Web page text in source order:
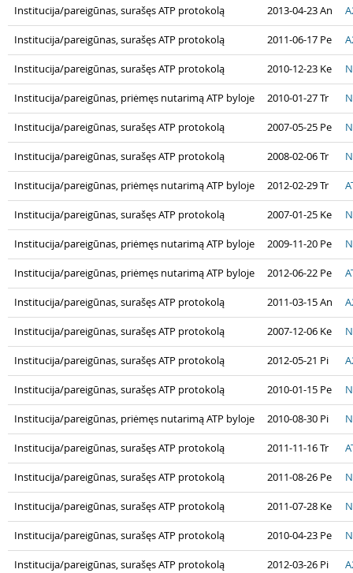
Institucija/pareigūnas, surašęs ATP protokolą 2013-04-23 An
Institucija/pareigūnas, surašęs ATP protokolą 2011-06-17 Pe
Institucija/pareigūnas, surašęs ATP protokolą 2010-12-23 Ke
Institucija/pareigūnas, priėmęs nutarimą ATP byloje 2010-01-27 Tr
Institucija/pareigūnas, surašęs ATP protokolą 2007-05-25 Pe
Institucija/pareigūnas, surašęs ATP protokolą 2008-02-06 Tr
Institucija/pareigūnas, priėmęs nutarimą ATP byloje 2012-02-29 Tr
Institucija/pareigūnas, surašęs ATP protokolą 2007-01-25 Ke
Institucija/pareigūnas, priėmęs nutarimą ATP byloje 2009-11-20 Pe
Institucija/pareigūnas, priėmęs nutarimą ATP byloje 2012-06-22 Pe
Institucija/pareigūnas, surašęs ATP protokolą 2011-03-15 An
Institucija/pareigūnas, surašęs ATP protokolą 2007-12-06 Ke
Institucija/pareigūnas, surašęs ATP protokolą 2012-05-21 Pi
Institucija/pareigūnas, surašęs ATP protokolą 2010-01-15 Pe
Institucija/pareigūnas, priėmęs nutarimą ATP byloje 2010-08-30 Pi
Institucija/pareigūnas, surašęs ATP protokolą 2011-11-16 Tr
Institucija/pareigūnas, surašęs ATP protokolą 2011-08-26 Pe
Institucija/pareigūnas, surašęs ATP protokolą 2011-07-28 Ke
Institucija/pareigūnas, surašęs ATP protokolą 2010-04-23 Pe
Institucija/pareigūnas, surašęs ATP protokolą 2012-03-26 Pi